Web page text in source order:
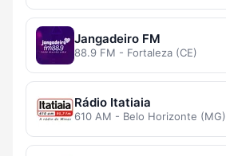
Jangadeiro FM
88.9 FM - Fortaleza (CE)
Rádio Itatiaia
610 AM - Belo Horizonte (MG)